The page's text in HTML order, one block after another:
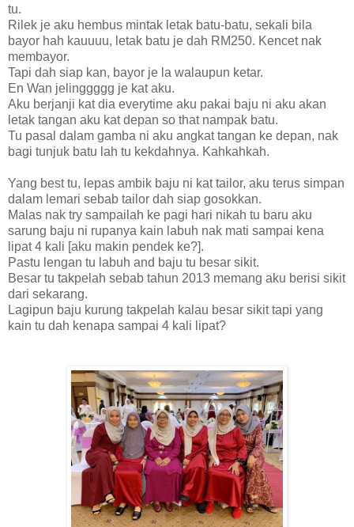
tu.
Rilek je aku hembus mintak letak batu-batu, sekali bila
bayor hah kauuuu, letak batu je dah RM250. Kencet nak
membayor.
Tapi dah siap kan, bayor je la walaupun ketar.
En Wan jelinggggg je kat aku.
Aku berjanji kat dia everytime aku pakai baju ni aku akan
letak tangan aku kat depan so that nampak batu.
Tu pasal dalam gamba ni aku angkat tangan ke depan, nak
bagi tunjuk batu lah tu kekdahnya. Kahkahkah.
Yang best tu, lepas ambik baju ni kat tailor, aku terus simpan
dalam lemari sebab tailor dah siap gosokkan.
Malas nak try sampailah ke pagi hari nikah tu baru aku
sarung baju ni rupanya kain labuh nak mati sampai kena
lipat 4 kali [aku makin pendek ke?].
Pastu lengan tu labuh and baju tu besar sikit.
Besar tu takpelah sebab tahun 2013 memang aku berisi sikit
dari sekarang.
Lagipun baju kurung takpelah kalau besar sikit tapi yang
kain tu dah kenapa sampai 4 kali lipat?